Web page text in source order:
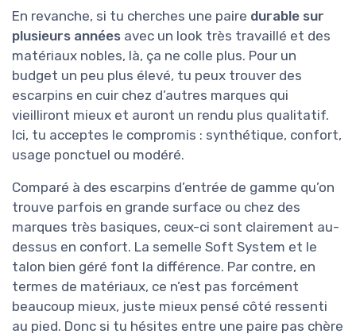
En revanche, si tu cherches une paire durable sur
plusieurs années avec un look très travaillé et des
matériaux nobles, là, ça ne colle plus. Pour un
budget un peu plus élevé, tu peux trouver des
escarpins en cuir chez d’autres marques qui
vieilliront mieux et auront un rendu plus qualitatif.
Ici, tu acceptes le compromis : synthétique, confort,
usage ponctuel ou modéré.
Comparé à des escarpins d’entrée de gamme qu’on
trouve parfois en grande surface ou chez des
marques très basiques, ceux-ci sont clairement au-
dessus en confort. La semelle Soft System et le
talon bien géré font la différence. Par contre, en
termes de matériaux, ce n’est pas forcément
beaucoup mieux, juste mieux pensé côté ressenti
au pied. Donc si tu hésites entre une paire pas chère